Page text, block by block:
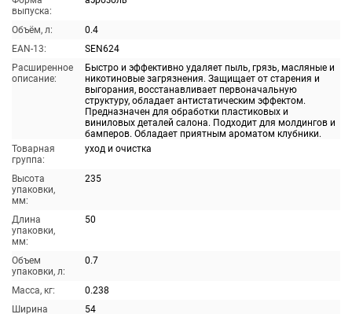
выпуска:
Объём, л:
0.4
EAN-13:
SEN624
Расширенное
описание:
Быстро и эффективно удаляет пыль, грязь, масляные и
никотиновые загрязнения. Защищает от старения и
выгорания, восстанавливает первоначальную
структуру, обладает антистатическим эффектом.
Предназначен для обработки пластиковых и
виниловых деталей салона. Подходит для молдингов и
бамперов. Обладает приятным ароматом клубники.
Товарная
группа:
уход и очистка
Высота
упаковки,
мм:
235
Длина
упаковки,
мм:
50
Объем
упаковки, л:
0.7
Масса, кг:
0.238
Ширина
54